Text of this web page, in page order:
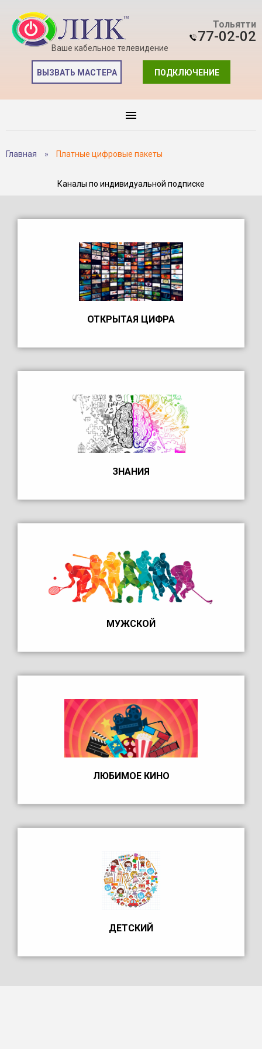
Ваше кабельное телевидение
Тольятти
77-02-02
ПОДКЛЮЧЕНИЕ
ВЫЗВАТЬ МАСТЕРА
Главная » Платные цифровые пакеты
Каналы по индивидуальной подписке
ОТКРЫТАЯ ЦИФРА
ЗНАНИЯ
МУЖСКОЙ
ЛЮБИМОЕ КИНО
ДЕТСКИЙ